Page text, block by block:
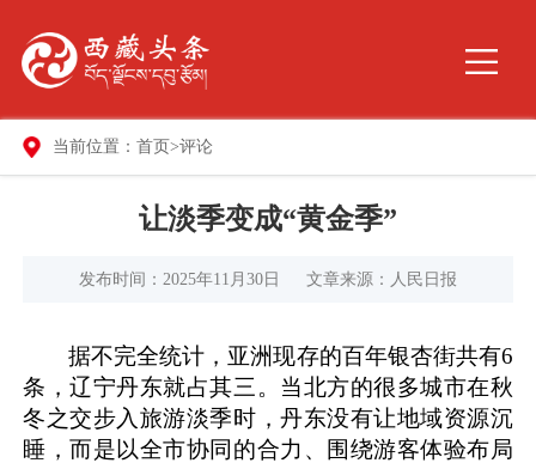
当前位置： 首页 >评论
让淡季变成“黄金季”
发布时间：2025年11月30日 文章来源：人民日报
据不完全统计，亚洲现存的百年银杏街共有6
条，辽宁丹东就占其三。当北方的很多城市在秋
冬之交步入旅游淡季时，丹东没有让地域资源沉
睡，而是以全市协同的合力、围绕游客体验布局